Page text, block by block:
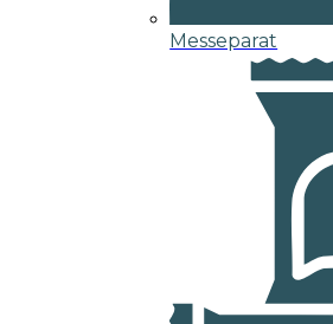
Messeparat